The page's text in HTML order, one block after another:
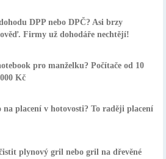
DPP nebo DPČ? Asi brzy
Firmy už dohodáře nechtějí!
pro manželku? Počítače od 10
Kč
na placení v hotovosti? To raději placení
plynový gril nebo gril na dřevěné